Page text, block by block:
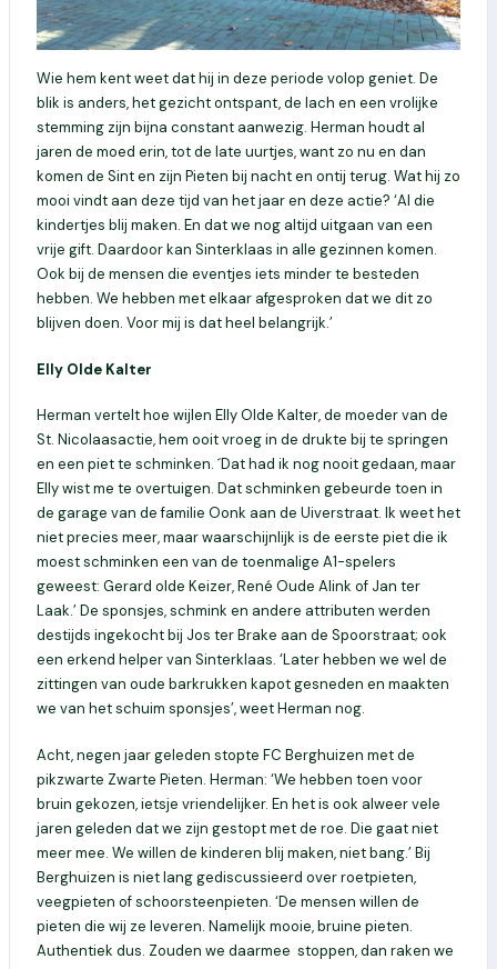
Wie hem kent weet dat hij in deze periode volop geniet. De
blik is anders, het gezicht ontspant, de lach en een vrolijke
stemming zijn bijna constant aanwezig. Herman houdt al
jaren de moed erin, tot de late uurtjes, want zo nu en dan
komen de Sint en zijn Pieten bij nacht en ontij terug. Wat hij zo
mooi vindt aan deze tijd van het jaar en deze actie? ‘Al die
kindertjes blij maken. En dat we nog altijd uitgaan van een
vrije gift. Daardoor kan Sinterklaas in alle gezinnen komen.
Ook bij de mensen die eventjes iets minder te besteden
hebben. We hebben met elkaar afgesproken dat we dit zo
blijven doen. Voor mij is dat heel belangrijk.’
Elly Olde Kalter
Herman vertelt hoe wijlen Elly Olde Kalter, de moeder van de
St. Nicolaasactie, hem ooit vroeg in de drukte bij te springen
en een piet te schminken. ´Dat had ik nog nooit gedaan, maar
Elly wist me te overtuigen. Dat schminken gebeurde toen in
de garage van de familie Oonk aan de Uiverstraat. Ik weet het
niet precies meer, maar waarschijnlijk is de eerste piet die ik
moest schminken een van de toenmalige A1-spelers
geweest: Gerard olde Keizer, René Oude Alink of Jan ter
Laak.’ De sponsjes, schmink en andere attributen werden
destijds ingekocht bij Jos ter Brake aan de Spoorstraat; ook
een erkend helper van Sinterklaas. ‘Later hebben we wel de
zittingen van oude barkrukken kapot gesneden en maakten
we van het schuim sponsjes’, weet Herman nog.
Acht, negen jaar geleden stopte FC Berghuizen met de
pikzwarte Zwarte Pieten. Herman: ‘We hebben toen voor
bruin gekozen, ietsje vriendelijker. En het is ook alweer vele
jaren geleden dat we zijn gestopt met de roe. Die gaat niet
meer mee. We willen de kinderen blij maken, niet bang.’ Bij
Berghuizen is niet lang gediscussieerd over roetpieten,
veegpieten of schoorsteenpieten. ‘De mensen willen de
pieten die wij ze leveren. Namelijk mooie, bruine pieten.
Authentiek dus. Zouden we daarmee stoppen, dan raken we